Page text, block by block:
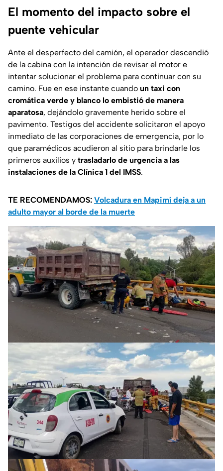
El momento del impacto sobre el
puente vehicular
Ante el desperfecto del camión, el operador descendió
de la cabina con la intención de revisar el motor e
intentar solucionar el problema para continuar con su
camino. Fue en ese instante cuando un taxi con
cromática verde y blanco lo embistió de manera
aparatosa, dejándolo gravemente herido sobre el
pavimento. Testigos del accidente solicitaron el apoyo
inmediato de las corporaciones de emergencia, por lo
que paramédicos acudieron al sitio para brindarle los
primeros auxilios y trasladarlo de urgencia a las
instalaciones de la Clínica 1 del IMSS.
TE RECOMENDAMOS: Volcadura en Mapimí deja a un
adulto mayor al borde de la muerte